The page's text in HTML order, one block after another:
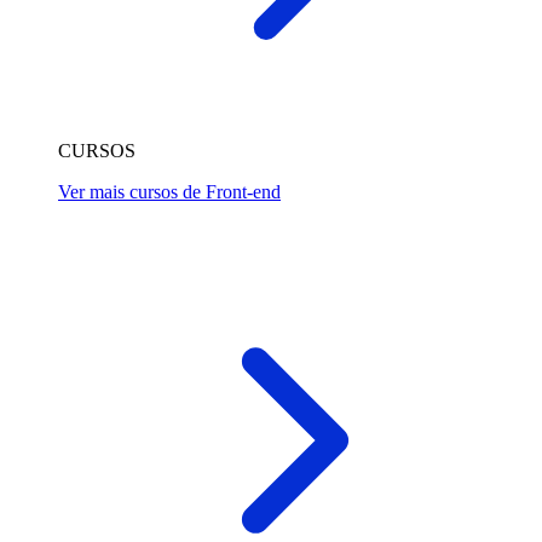
CURSOS
Ver mais cursos de Front-end